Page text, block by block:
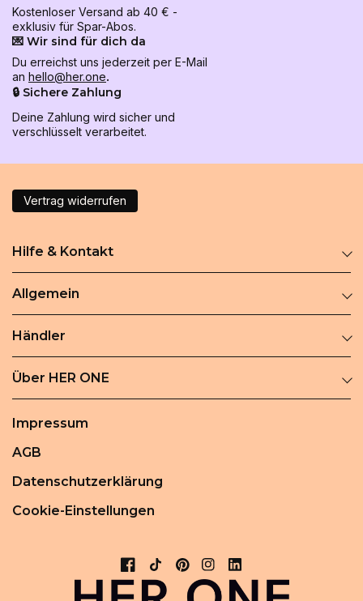
Kostenloser Versand ab 40 € -
exklusiv für Spar-Abos.
💌 Wir sind für dich da
Du erreichst uns jederzeit per E-Mail
an hello@her.one.
🔒 Sichere Zahlung
Deine Zahlung wird sicher und
verschlüsselt verarbeitet.
Vertrag widerrufen
Hilfe & Kontakt
Allgemein
Händler
Über HER ONE
Impressum
AGB
Datenschutzerklärung
Cookie-Einstellungen